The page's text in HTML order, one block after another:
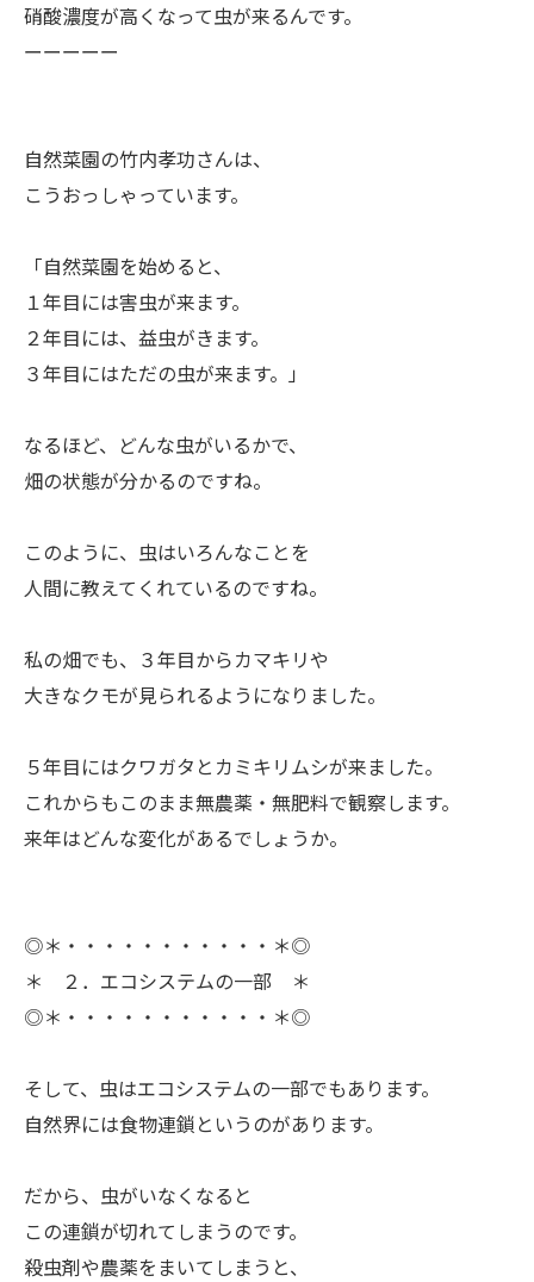
硝酸濃度が高くなって虫が来るんです。
ーーーーー
ㅤ自然菜園の竹内孝功さんは、
こうおっしゃっています。
ㅤ「自然菜園を始めると、
１年目には害虫が来ます。
２年目には、益虫がきます。
３年目にはただの虫が来ます。」
ㅤなるほど、どんな虫がいるかで、
畑の状態が分かるのですね。
ㅤこのように、虫はいろんなことを
人間に教えてくれているのですね。
ㅤ私の畑でも、３年目からカマキリや
大きなクモが見られるようになりました。
ㅤ５年目にはクワガタとカミキリムシが来ました。
これからもこのまま無農薬・無肥料で観察します。
来年はどんな変化があるでしょうか。
◎＊・・・・・・・・・・・＊◎
＊ ２．エコシステムの一部 ＊
◎＊・・・・・・・・・・・＊◎
ㅤそして、虫はエコシステムの一部でもあります。
自然界には食物連鎖というのがあります。
ㅤだから、虫がいなくなると
この連鎖が切れてしまうのです。
殺虫剤や農薬をまいてしまうと、